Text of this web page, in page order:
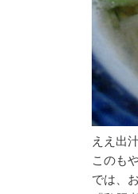
ええ出
このも
では、